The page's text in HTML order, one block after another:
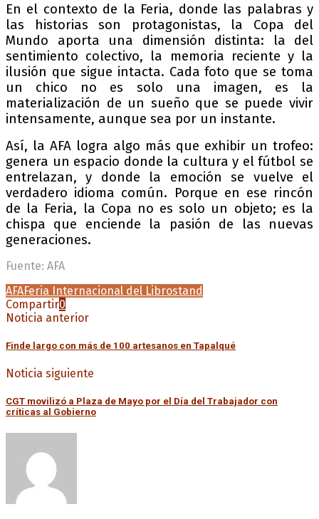
En el contexto de la Feria, donde las palabras y
las historias son protagonistas, la Copa del
Mundo aporta una dimensión distinta: la del
sentimiento colectivo, la memoria reciente y la
ilusión que sigue intacta. Cada foto que se toma
un chico no es solo una imagen, es la
materialización de un sueño que se puede vivir
intensamente, aunque sea por un instante.
Así, la AFA logra algo más que exhibir un trofeo:
genera un espacio donde la cultura y el fútbol se
entrelazan, y donde la emoción se vuelve el
verdadero idioma común. Porque en ese rincón
de la Feria, la Copa no es solo un objeto; es la
chispa que enciende la pasión de las nuevas
generaciones.
Fuente: AFA
AFAFeria Internacional del Librostand
Compartir0
Noticia anterior
Finde largo con más de 100 artesanos en Tapalqué
Noticia siguiente
CGT movilizó a Plaza de Mayo por el Día del Trabajador con
críticas al Gobierno